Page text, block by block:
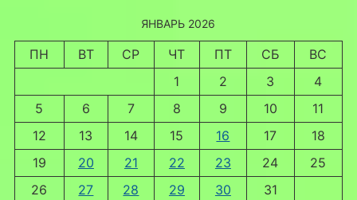
ЯНВАРЬ 2026
ПН ВТ СР ЧТ ПТ СБ
ВС
1
2 3
4
5
6 7 8 9 10
11
12
13 14 15 16 17
18
19
20 21 22 23 24
25
26
27 28 29 30 31